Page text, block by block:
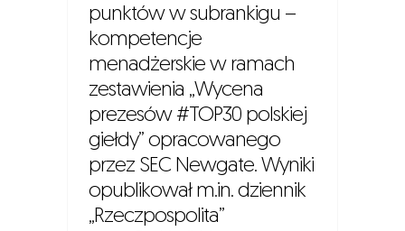
punktów w subrankigu –
kompetencje
menadżerskie w ramach
zestawienia „Wycena
prezesów #TOP30 polskiej
giełdy” opracowanego
przez SEC Newgate. Wyniki
opublikował m.in. dziennik
„Rzeczpospolita”